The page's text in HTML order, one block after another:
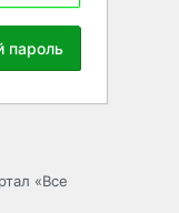
«Все